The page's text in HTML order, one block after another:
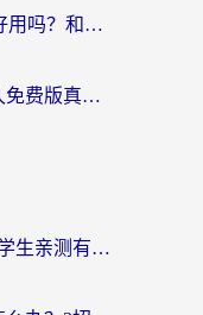
海外党实测：ChickCN VPN好用吗？和OurPlay VPN对比哪个回国效果更好？附避坑指南
海外党必看：应用加速器永久免费版真的靠谱吗？教你选对回国加速器无缝刷国内资源
在国外怎么看bilibili番剧？留学生亲测有效的地域限制突破指南（附酷我酷狗音乐解决方法）